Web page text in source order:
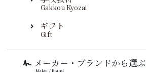
Gakkou Kyozai
ギフト
Gift
メーカー・ブランドから選ぶ
Maker / Brand